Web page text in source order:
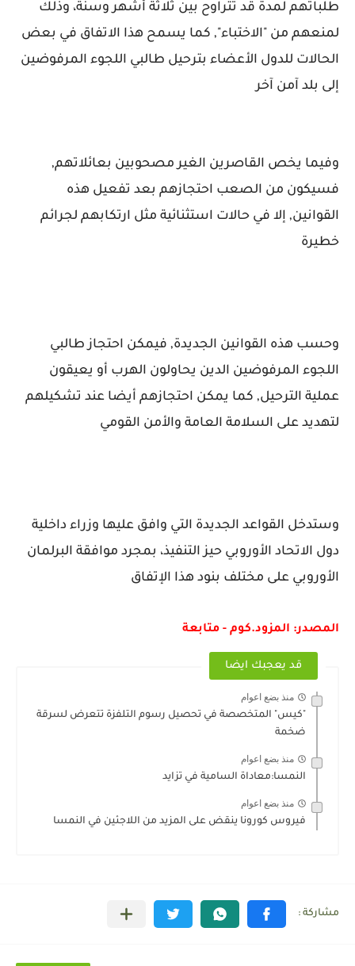
طلباتهم لمدة قد تتراوح بين ثلاثة أشهر وسنة، وذلك
لمنعهم من "الاختباء", كما يسمح هذا الاتفاق في بعض
الحالات للدول الأعضاء بترحيل طالبي اللجوء المرفوضين
إلى بلد آمن آخر
وفيما يخص القاصرين الغير مصحوبين بعائلاتهم,
فسيكون من الصعب احتجازهم بعد تفعيل هذه
القوانين, إلا في حالات استثنائية مثل ارتكابهم لجرائم
خطيرة
وحسب هذه القوانين الجديدة, فيمكن احتجاز طالبي
اللجوء المرفوضين الدين يحاولون الهرب أو يعيقون
عملية الترحيل, كما يمكن احتجازهم أيضا عند تشكيلهم
لتهديد على السلامة العامة والأمن القومي
وستدخل القواعد الجديدة التي وافق عليها وزراء داخلية
دول الاتحاد الأوروبي حيز التنفيذ، بمجرد موافقة البرلمان
الأوروبي على مختلف بنود هذا الإتفاق
المصدر: المزود.كوم - متابعة
قد يعجبك ايضا
منذ بضع اعوام
"كيس" المتخصصة في تحصيل رسوم التلفزة تتعرض لسرقة
ضخمة
منذ بضع اعوام
النمسا:معاداة السامية في تزايد
منذ بضع اعوام
فيروس كورونا ينقض على المزيد من اللاجئين في النمسا